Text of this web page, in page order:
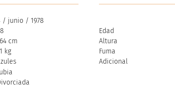
/ junio / 1978
cm
kg
Edad
Altura
Fuma
Adicional